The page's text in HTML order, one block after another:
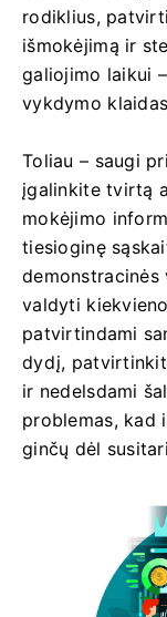
rodiklius,
išmokėjimą ir
galiojimo laikui
vykdymo
Toliau – saugi
įgalinkite tvirtą
mokėjimo
tiesioginę
demonstracinės
valdyti
patvirtindami
dydį,
ir nedelsdami
problemas, kad
ginčų dėl